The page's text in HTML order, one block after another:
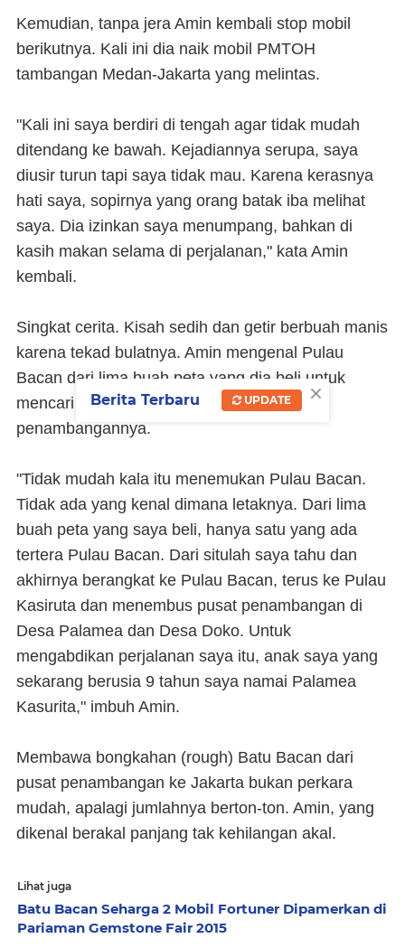
Kemudian, tanpa jera Amin kembali stop mobil
berikutnya. Kali ini dia naik mobil PMTOH
tambangan Medan-Jakarta yang melintas.
"Kali ini saya berdiri di tengah agar tidak mudah
ditendang ke bawah. Kejadiannya serupa, saya
diusir turun tapi saya tidak mau. Karena kerasnya
hati saya, sopirnya yang orang batak iba melihat
saya. Dia izinkan saya menumpang, bahkan di
kasih makan selama di perjalanan," kata Amin
kembali.
Singkat cerita. Kisah sedih dan getir berbuah manis
karena tekad bulatnya. Amin mengenal Pulau
Bacan dari lima buah peta yang dia beli untuk
mencari batu bacan langsung di pusat
penambangannya.
"Tidak mudah kala itu menemukan Pulau Bacan.
Tidak ada yang kenal dimana letaknya. Dari lima
buah peta yang saya beli, hanya satu yang ada
tertera Pulau Bacan. Dari situlah saya tahu dan
akhirnya berangkat ke Pulau Bacan, terus ke Pulau
Kasiruta dan menembus pusat penambangan di
Desa Palamea dan Desa Doko. Untuk
mengabdikan perjalanan saya itu, anak saya yang
sekarang berusia 9 tahun saya namai Palamea
Kasurita," imbuh Amin.
Membawa bongkahan (rough) Batu Bacan dari
pusat penambangan ke Jakarta bukan perkara
mudah, apalagi jumlahnya berton-ton. Amin, yang
dikenal berakal panjang tak kehilangan akal.
Lihat juga
Batu Bacan Seharga 2 Mobil Fortuner Dipamerkan di
Pariaman Gemstone Fair 2015
×
Berita Terbaru UPDATE